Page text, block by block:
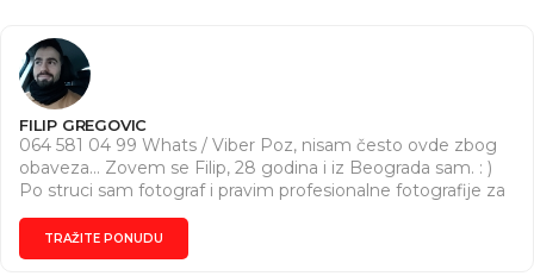
FILIP GREGOVIC
064 581 04 99 Whats / Viber Poz, nisam često ovde zbog
obaveza... Zovem se Filip, 28 godina i iz Beograda sam. : )
Po struci sam fotograf i pravim profesionalne fotografije za
sve proslave ( 18- te, žurke, krstenja, poslovne događaje... )
Takođe velika ljubav : )) mi je muzika ( zavrsio sam muzičku
školu ) i držim početnicima časove : - Klavira - Solfedja -
TRAŽITE PONUDU